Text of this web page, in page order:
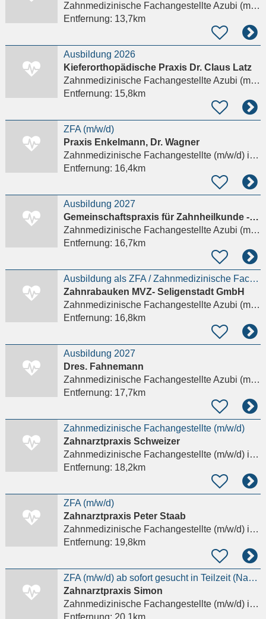
Zahnmedizinische Fachangestellte Azubi (m/w/d)
Entfernung: 13,7km
Ausbildung 2026
Kieferorthopädische Praxis Dr. Claus Latz
Zahnmedizinische Fachangestellte Azubi (m/w/d)
Entfernung: 15,8km
ZFA (m/w/d)
Praxis Enkelmann, Dr. Wagner
Zahnmedizinische Fachangestellte (m/w/d)in Wörth am Main, Wörth a. Main
Entfernung: 16,4km
Ausbildung 2027
Gemeinschaftspraxis für Zahnheilkunde - Dres. Renner und Dr. Brückner
Zahnmedizinische Fachangestellte Azubi (m/w/d)
Entfernung: 16,7km
Ausbildung als ZFA / Zahnmedizinische Fachangestellte (m/w/d) 2026
Zahnrabauken MVZ- Seligenstadt GmbH
Zahnmedizinische Fachangestellte Azubi (m/w/d)
Entfernung: 16,8km
Ausbildung 2027
Dres. Fahnemann
Zahnmedizinische Fachangestellte Azubi (m/w/d)
Entfernung: 17,7km
Zahnmedizinische Fachangestellte (m/w/d)
Zahnarztpraxis Schweizer
Zahnmedizinische Fachangestellte (m/w/d)in Bad König
Entfernung: 18,2km
ZFA (m/w/d)
Zahnarztpraxis Peter Staab
Zahnmedizinische Fachangestellte (m/w/d)in Hainburg, Hainstadt
Entfernung: 19,8km
ZFA (m/w/d) ab sofort gesucht in Teilzeit (Nachmittag)
Zahnarztpraxis Simon
Zahnmedizinische Fachangestellte (m/w/d)in Ober-Ramstadt